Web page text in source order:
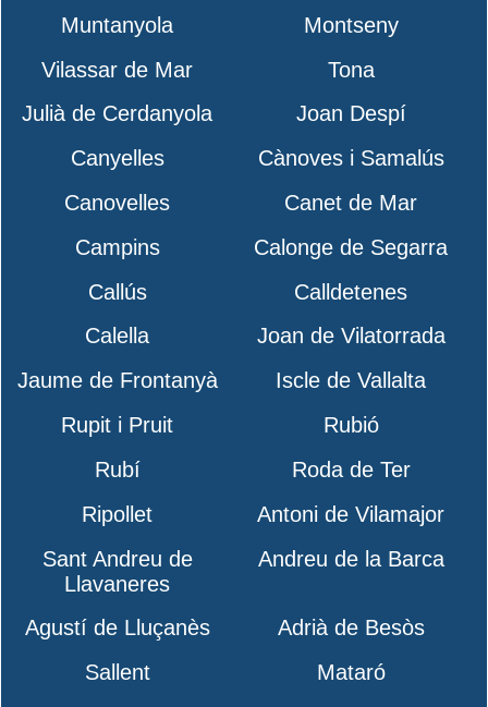
Muntanyola
Montseny
Vilassar de Mar
Tona
Julià de Cerdanyola
Joan Despí
Canyelles
Cànoves i Samalús
Canovelles
Canet de Mar
Campins
Calonge de Segarra
Callús
Calldetenes
Calella
Joan de Vilatorrada
Jaume de Frontanyà
Iscle de Vallalta
Rupit i Pruit
Rubió
Rubí
Roda de Ter
Ripollet
Antoni de Vilamajor
Sant Andreu de
Llavaneres
Andreu de la Barca
Agustí de Lluçanès
Adrià de Besòs
Sallent
Mataró